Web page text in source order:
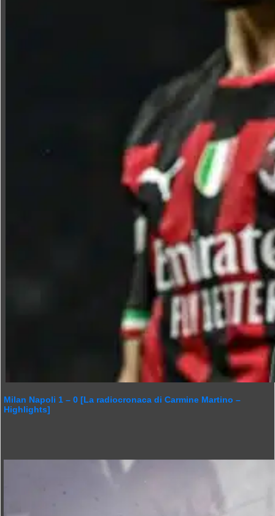
Milan Napoli 1 – 0 [La radiocronaca di Carmine Martino –
Highlights]